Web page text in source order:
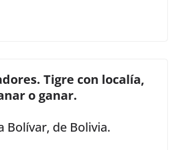
Tigre con localía,
o ganar.
Bolívar, de Bolivia.